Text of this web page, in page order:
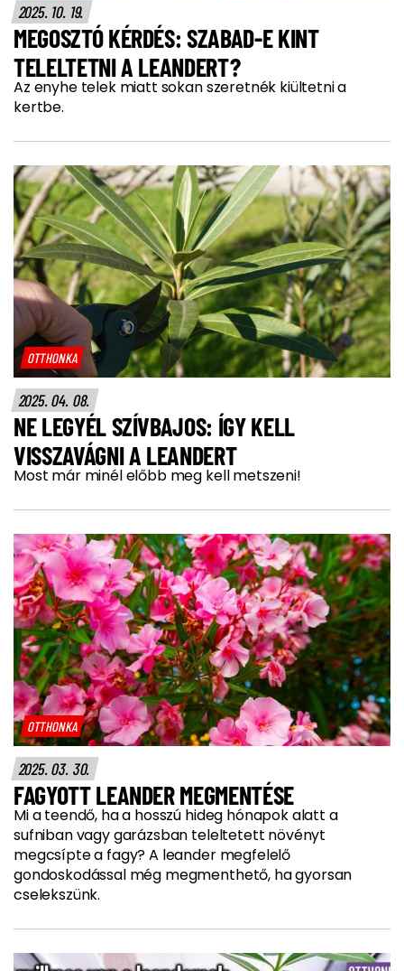
2025. 10. 19.
MEGOSZTÓ KÉRDÉS: SZABAD-E KINT
TELELTETNI A LEANDERT?
Az enyhe telek miatt sokan szeretnék kiültetni a
kertbe.
OTTHONKA
2025. 04. 08.
NE LEGYÉL SZÍVBAJOS: ÍGY KELL
VISSZAVÁGNI A LEANDERT
Most már minél előbb meg kell metszeni!
OTTHONKA
2025. 03. 30.
FAGYOTT LEANDER MEGMENTÉSE
Mi a teendő, ha a hosszú hideg hónapok alatt a
sufniban vagy garázsban teleltetett növényt
megcsípte a fagy? A leander megfelelő
gondoskodással még megmenthető, ha gyorsan
cselekszünk.